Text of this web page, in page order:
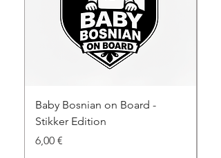
Baby Bosnian on Board -
Stikker Edition
Preis
6,00 €